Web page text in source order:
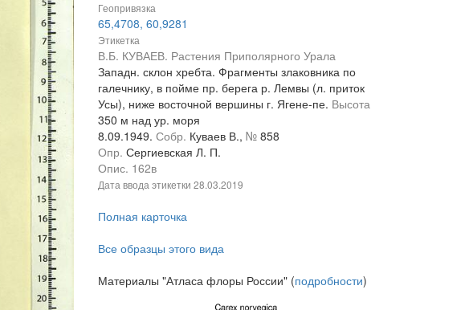
Геопривязка
65,4708, 60,9281
Этикетка
В.Б. КУВАЕВ. Растения Приполярного Урала
Западн. склон хребта. Фрагменты злаковника по
галечнику, в пойме пр. берега р. Лемвы (л. приток
Усы), ниже восточной вершины г. Ягене-пе. Высота
350 м над ур. моря
8.09.1949. Собр. Куваев В., № 858
Опр. Сергиевская Л. П.
Опис. 162в
Дата ввода этикетки 28.03.2019
Полная карточка
Все образцы этого вида
Материалы "Атласа флоры России" (подробности)